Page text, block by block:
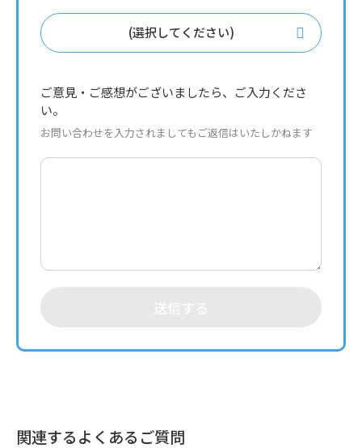
(選択してください)
ご意見・ご感想がございましたら、ご入力くださ
い。
お問い合わせを入力されましてもご返信はいたしかねます
送信する
関連するよくあるご質問